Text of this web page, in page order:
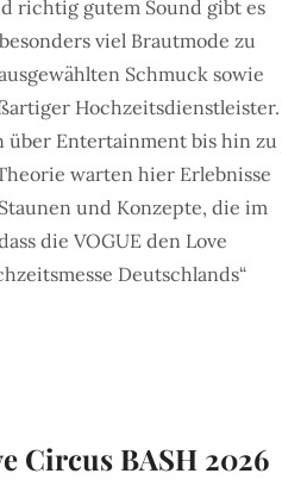
richtig gutem Sound gibt es
viel Brautmode zu
Schmuck sowie
Hochzeitsdienstleister.
über Entertainment bis hin zu
warten hier Erlebnisse
und Konzepte, die im
die VOGUE den Love
Deutschlands“
Circus BASH 2026